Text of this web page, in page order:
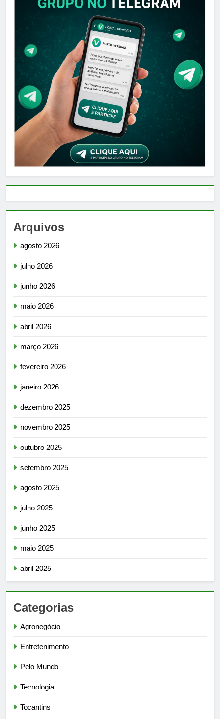
Arquivos
agosto 2026
julho 2026
junho 2026
maio 2026
abril 2026
março 2026
fevereiro 2026
janeiro 2026
dezembro 2025
novembro 2025
outubro 2025
setembro 2025
agosto 2025
julho 2025
junho 2025
maio 2025
abril 2025
Categorias
Agronegócio
Entretenimento
Pelo Mundo
Tecnologia
Tocantins